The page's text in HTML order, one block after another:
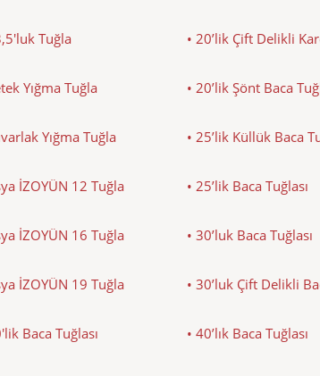
Tuğla
Yığma Tuğla
Yığma Tuğla
İZOYÜN 12 Tuğla
İZOYÜN 16 Tuğla
İZOYÜN 19 Tuğla
Baca Tuğlası
• 20’lik Çift Delikli
• 20’lik Şönt Baca
• 25’lik Küllük Baca
• 25’lik Baca Tuğlası
• 30’luk Baca Tuğlası
• 30’luk Çift Delikli
• 40’lık Baca Tuğlası